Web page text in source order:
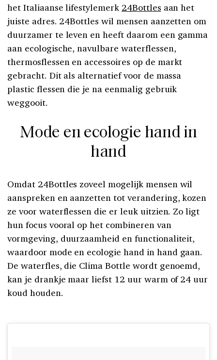
het Italiaanse lifestylemerk 24Bottles aan het
juiste adres. 24Bottles wil mensen aanzetten om
duurzamer te leven en heeft daarom een gamma
aan ecologische, navulbare waterflessen,
thermosflessen en accessoires op de markt
gebracht. Dit als alternatief voor de massa
plastic flessen die je na eenmalig gebruik
weggooit.
Mode en ecologie hand in
hand
Omdat 24Bottles zoveel mogelijk mensen wil
aanspreken en aanzetten tot verandering, kozen
ze voor waterflessen die er leuk uitzien. Zo ligt
hun focus vooral op het combineren van
vormgeving, duurzaamheid en functionaliteit,
waardoor mode en ecologie hand in hand gaan.
De waterfles, die Clima Bottle wordt genoemd,
kan je drankje maar liefst 12 uur warm of 24 uur
koud houden.